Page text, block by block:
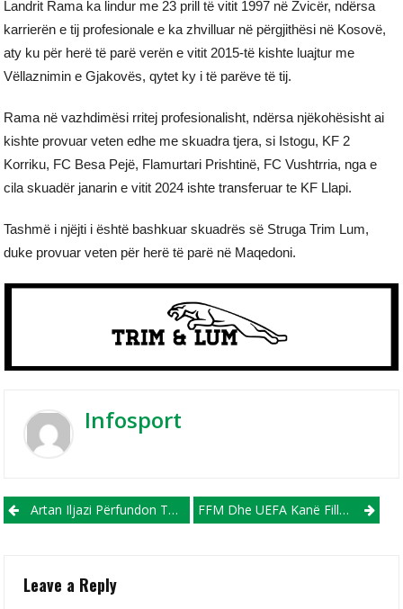
Landrit Rama ka lindur me 23 prill të vitit 1997 në Zvicër, ndërsa
karrierën e tij profesionale e ka zhvilluar në përgjithësi në Kosovë,
aty ku për herë të parë verën e vitit 2015-të kishte luajtur me
Vëllaznimin e Gjakovës, qytet ky i të parëve të tij.
Rama në vazhdimësi rritej profesionalisht, ndërsa njëkohësisht ai
kishte provuar veten edhe me skuadra tjera, si Istogu, KF 2
Korriku, FC Besa Pejë, Flamurtari Prishtinë, FC Vushtrria, nga e
cila skuadër janarin e vitit 2024 ishte transferuar te KF Llapi.
Tashmë i njëjti i është bashkuar skuadrës së Struga Trim Lum,
duke provuar veten për herë të parë në Maqedoni.
Infosport
Post navigation
Artan Iljazi Përfundon Te FC Prishtina! FFM Dhe UEFA Kanë Filluar Procesin E Zhvillimit Të Një Strategjie Të Re 5-Vjeçare!
Leave a Reply